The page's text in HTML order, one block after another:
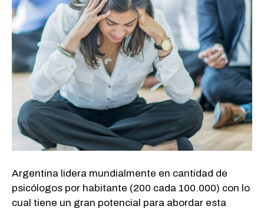
Argentina lidera mundialmente en cantidad de
psicólogos por habitante (200 cada 100.000) con lo
cual tiene un gran potencial para abordar esta